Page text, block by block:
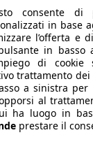
consente di
in base
l’offerta e
in basso
di
trattamento
a sinistra per
al
ha luogo in
prestare il
siamo del
rispetto
sembra
continua